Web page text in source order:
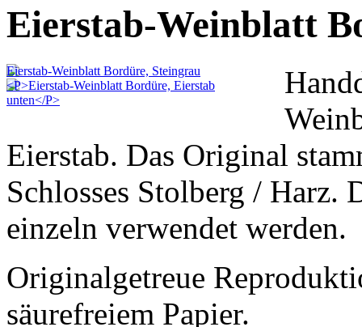
Eierstab-Weinblatt
Eierstab. Das Original
Schlosses Stolberg / Harz.
einzeln verwendet werden.
Originalgetreue
säurefreiem Papier.